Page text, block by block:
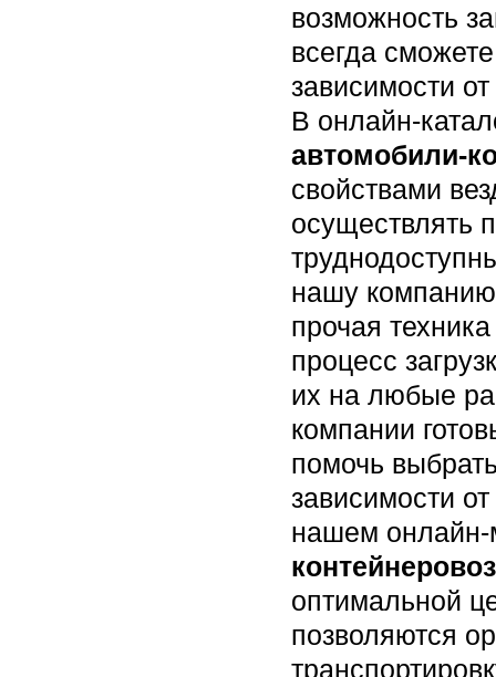
возможность
всегда
зависимости
В онлайн-
автомобили-
свойствами
осуществлять
нашу
прочая
процесс
их на любые
компании
помочь
зависимости
нашем онлайн-
контейнеровоз
оптимальной
позволяются